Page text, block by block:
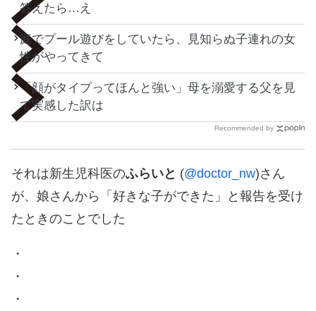
答えたら…え
庭でプール遊びをしていたら、見知らぬ子連れの女
性がやってきて
「顔がタイプってほんと強い」母を溺愛する父を見
て実感した訳は
Recommended by
それは新生児科医のふらいと (@doctor_nw)さん
が、娘さんから「好きな子ができた」と報告を受け
たときのことでした
・
・
・